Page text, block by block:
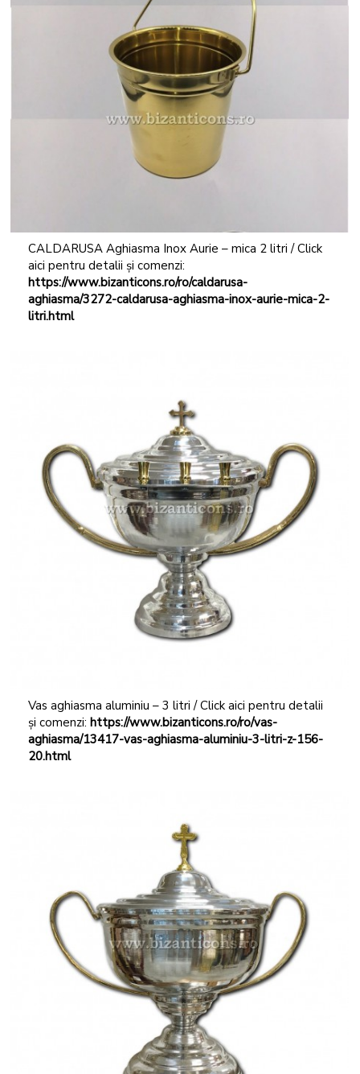
CALDARUSA Aghiasma Inox Aurie – mica 2 litri / Click
aici pentru detalii și comenzi:
https://www.bizanticons.ro/ro/caldarusa-
aghiasma/3272-caldarusa-aghiasma-inox-aurie-mica-2-
litri.html
Vas aghiasma aluminiu – 3 litri / Click aici pentru detalii
și comenzi: https://www.bizanticons.ro/ro/vas-
aghiasma/13417-vas-aghiasma-aluminiu-3-litri-z-156-
20.html